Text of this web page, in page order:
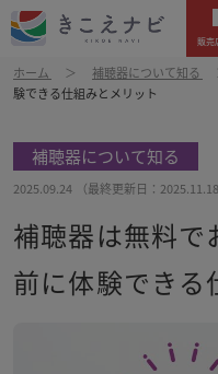
販売
ホーム 補聴器について知る
験できる仕組みとメリット
補聴器について知る
2025.09.24 （最終更新日： 2025.11.18
補聴器は無料で
前に体験できる